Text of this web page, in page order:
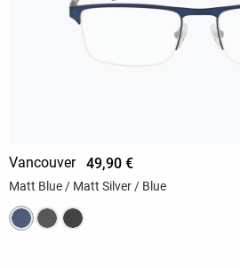
Vancouver 49,90 €
Matt Blue / Matt Silver / Blue